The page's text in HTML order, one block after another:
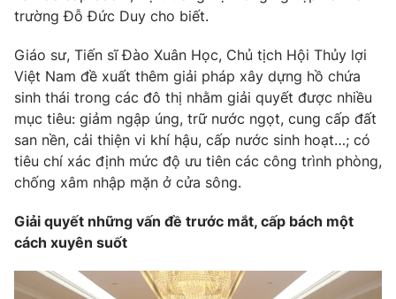
trường Đỗ Đức Duy cho biết.
Giáo sư, Tiến sĩ Đào Xuân Học, Chủ tịch Hội Thủy lợi
Việt Nam đề xuất thêm giải pháp xây dựng hồ chứa
sinh thái trong các đô thị nhằm giải quyết được nhiều
mục tiêu: giảm ngập úng, trữ nước ngọt, cung cấp đất
san nền, cải thiện vi khí hậu, cấp nước sinh hoạt…; có
tiêu chí xác định mức độ ưu tiên các công trình phòng,
chống xâm nhập mặn ở cửa sông.
Giải quyết những vấn đề trước mắt, cấp bách một
cách xuyên suốt